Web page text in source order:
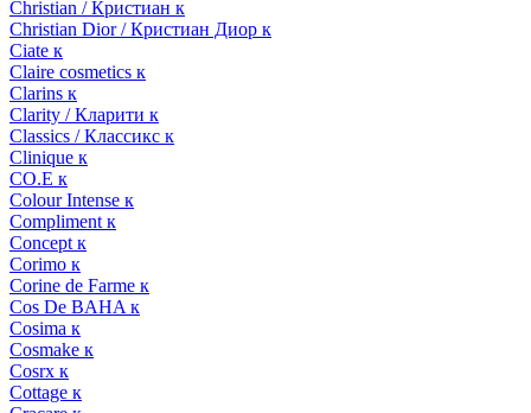
Christian / Кристиан к
Christian Dior / Кристиан Диор к
Ciate к
Claire cosmetics к
Clarins к
Clarity / Кларити к
Classics / Классикс к
Clinique к
CO.E к
Colour Intense к
Compliment к
Concept к
Corimo к
Corine de Farme к
Cos De BAHA к
Cosima к
Cosmake к
Cosrx к
Cottage к